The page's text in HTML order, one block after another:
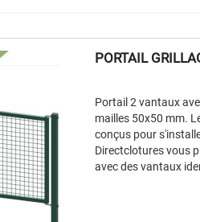
PORTAIL
Portail 2 vantaux
mailles 50x50 mm.
conçus pour
Directclotures vous
avec des vantaux